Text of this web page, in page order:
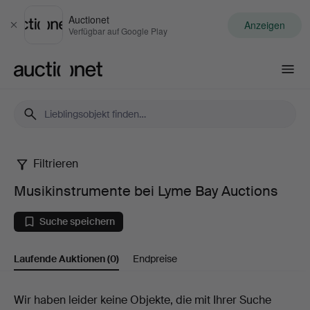
Schließen
Auctionet
Verfügbar auf Google Play Anzeigen
Musikinstrumente
bei
Lyme
Bay
Filtrieren
Musikinstrumente bei Lyme Bay Auctions
Suche speichern
Laufende Auktionen(0) Endpreise
Laufende
Wir haben leider keine Objekte, die mit Ihrer Suche